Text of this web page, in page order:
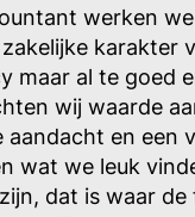
werken
karakter
maar al te goed
wij waarde
aandacht en een
wat we leuk
dat is waar de